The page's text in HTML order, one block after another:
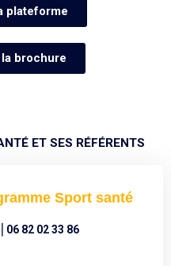
plateforme
brochure
ET SES RÉFÉRENTS
Sport santé
82 02 33 86